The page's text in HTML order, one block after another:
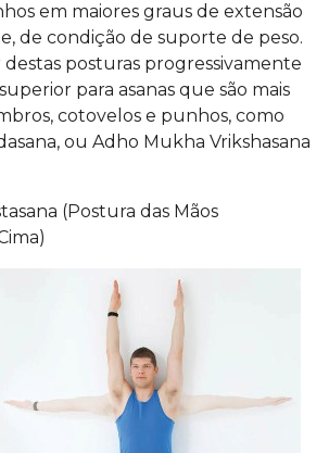
em maiores graus de extensão
de condição de suporte de peso.
posturas progressivamente
para asanas que são mais
cotovelos e punhos, como
ou Adho Mukha Vrikshasana
(Postura das Mãos